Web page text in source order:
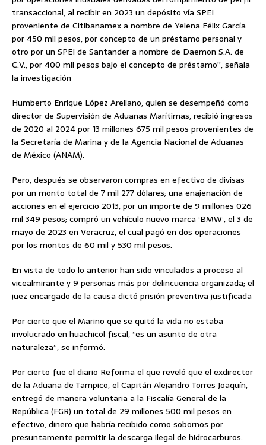
transaccional, al recibir en 2023 un depósito vía SPEI
proveniente de Citibanamex a nombre de Yelena Félix García
por 450 mil pesos, por concepto de un préstamo personal y
otro por un SPEI de Santander a nombre de Daemon S.A. de
C.V., por 400 mil pesos bajo el concepto de préstamo”, señala
la investigación
Humberto Enrique López Arellano, quien se desempeñó como
director de Supervisión de Aduanas Marítimas, recibió ingresos
de 2020 al 2024 por 13 millones 675 mil pesos provenientes de
la Secretaría de Marina y de la Agencia Nacional de Aduanas
de México (ANAM).
Pero, después se observaron compras en efectivo de divisas
por un monto total de 7 mil 277 dólares; una enajenación de
acciones en el ejercicio 2013, por un importe de 9 millones 026
mil 349 pesos; compró un vehículo nuevo marca ‘BMW’, el 3 de
mayo de 2023 en Veracruz, el cual pagó en dos operaciones
por los montos de 60 mil y 530 mil pesos.
En vista de todo lo anterior han sido vinculados a proceso al
vicealmirante y 9 personas más por delincuencia organizada; el
juez encargado de la causa dictó prisión preventiva justificada
Por cierto que el Marino que se quitó la vida no estaba
involucrado en huachicol fiscal, “es un asunto de otra
naturaleza”, se informó.
Por cierto fue el diario Reforma el que reveló que el exdirector
de la Aduana de Tampico, el Capitán Alejandro Torres Joaquín,
entregó de manera voluntaria a la Fiscalía General de la
República (FGR) un total de 29 millones 500 mil pesos en
efectivo, dinero que habría recibido como sobornos por
presuntamente permitir la descarga ilegal de hidrocarburos.